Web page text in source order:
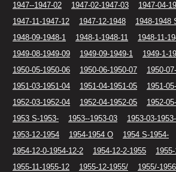
1947--1947-02
1947-02-1947-03 1947-04-
1947-11-1947-12
1947-12-1948 1948-1948
1948-09-1948-1
1948-1-1948-11 1948-11-
1949-08-1949-09
1949-09-1949-1 1949-1-
1950-05-1950-06
1950-06-1950-07 1950-
1951-03-1951-04
1951-04-1951-05 1951-
1952-03-1952-04
1952-04-1952-05 1952-
1953 S-1953-
1953--1953-03 1953-03-
1953-12-1954
1954-1954 O 1954 S-1954-
1954-12-0-1954-12-2
1954-12-2-1955
1955-11-1955-12
1955-12-1955/ 1955/-1956